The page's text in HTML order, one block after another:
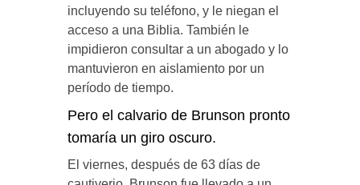
incluyendo su teléfono, y le niegan el
acceso a una Biblia. También le
impidieron consultar a un abogado y lo
mantuvieron en aislamiento por un
período de tiempo.
Pero el calvario de Brunson pronto
tomaría un giro oscuro.
El viernes, después de 63 días de